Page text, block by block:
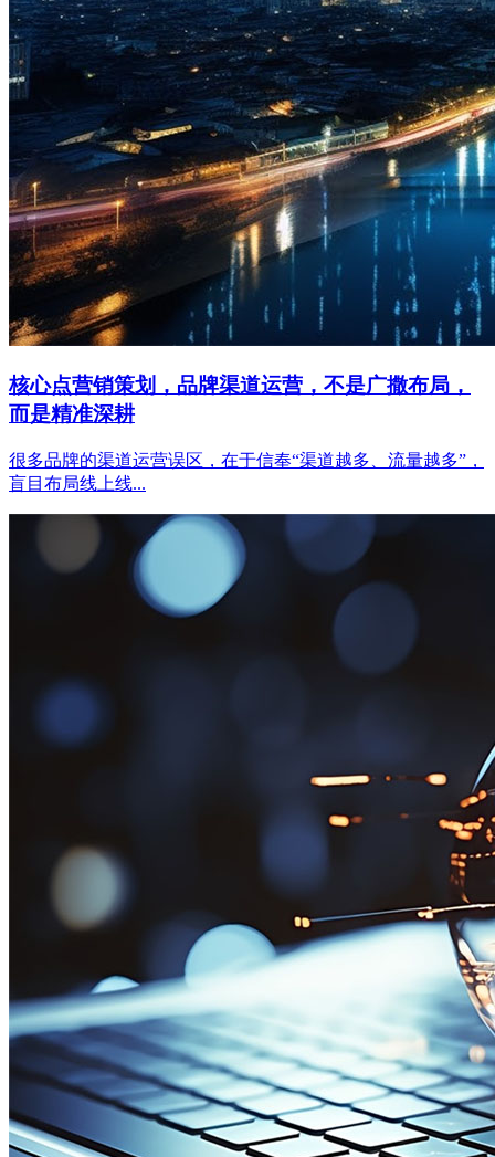
核心点营销策划，品牌渠道运营，不是广撒布局，
而是精准深耕
很多品牌的渠道运营误区，在于信奉“渠道越多、流量越多”，
盲目布局线上线...